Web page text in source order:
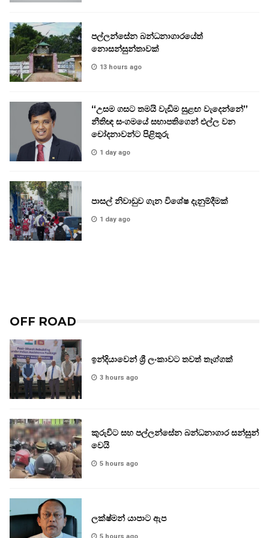
පල්ලන්සේන බන්ධනාගාරයේත්
නොසන්සුන්තාවක්
13 hours ago
“උසම ගසට තමයි වැඩිම සුළඟ වැදෙන්නේ”
නීතිඥ සංගමයේ සභාපතිගෙන් එල්ල වන
චෝදනාවන්ට පිළිතුරු
1 day ago
පාසල් නිවාඩුව ගැන විශේෂ දැනුම්දීමක්
1 day ago
OFF ROAD
ඉන්දියාවෙන් ශ්‍රී ලංකාවට තවත් තෑග්ගක්
3 hours ago
කුරුවිට සහ පල්ලන්සේන බන්ධනාගාර සන්සුන්
වෙයි
5 hours ago
ලක්ෂ්මන් යාපාට ඇප